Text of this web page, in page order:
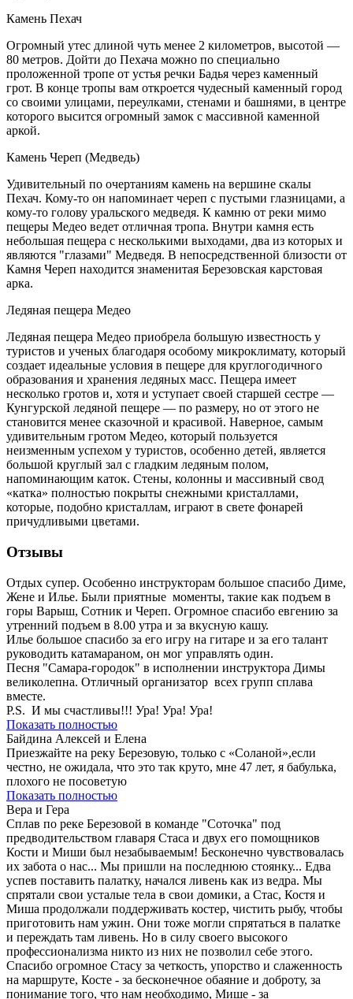
Камень Пехач
Огромный утес длиной чуть менее 2 километров, высотой —
80 метров. Дойти до Пехача можно по специально
проложенной тропе от устья речки Бадья через каменный
грот. В конце тропы вам откроется чудесный каменный город
со своими улицами, переулками, стенами и башнями, в центре
которого высится огромный замок с массивной каменной
аркой.
Камень Череп (Медведь)
Удивительный по очертаниям камень на вершине скалы
Пехач. Кому-то он напоминает череп с пустыми глазницами, а
кому-то голову уральского медведя. К камню от реки мимо
пещеры Медео ведет отличная тропа. Внутри камня есть
небольшая пещера с несколькими выходами, два из которых и
являются "глазами" Медведя. В непосредственной близости от
Камня Череп находится знаменитая Березовская карстовая
арка.
Ледяная пещера Медео
Ледяная пещера Медео приобрела большую известность у
туристов и ученых благодаря особому микроклимату, который
создает идеальные условия в пещере для круглогодичного
образования и хранения ледяных масс. Пещера имеет
несколько гротов и, хотя и уступает своей старшей сестре —
Кунгурской ледяной пещере — по размеру, но от этого не
становится менее сказочной и красивой. Наверное, самым
удивительным гротом Медео, который пользуется
неизменным успехом у туристов, особенно детей, является
большой круглый зал с гладким ледяным полом,
напоминающим каток. Стены, колонны и массивный свод
«катка» полностью покрыты снежными кристаллами,
которые, подобно кристаллам, играют в свете фонарей
причудливыми цветами.
Отзывы
Отдых супер. Особенно инструкторам большое спасибо Диме,
Жене и Илье. Были приятные моменты, такие как подъем в
горы Варыш, Сотник и Череп. Огромное спасибо евгению за
утренний подъем в 8.00 утра и за вкусную кашу.
Илье большое спасибо за его игру на гитаре и за его талант
руководить катамараном, он мог управлять один.
Песня "Самара-городок" в исполнении инструктора Димы
великолепна. Отличный организатор всех групп сплава
вместе.
P.S. И мы счастливы!!! Ура! Ура! Ура!
Показать полностью
Байдина Алексей и Елена
Приезжайте на реку Березовую, только с «Соланой»,если
честно, не ожидала, что это так круто, мне 47 лет, я бабулька,
плохого не посоветую
Показать полностью
Вера и Гера
Сплав по реке Березовой в команде "Соточка" под
предводительством главаря Стаса и двух его помощников
Кости и Миши был незабываемым! Бесконечно чувствовалась
их забота о нас... Мы пришли на последнюю стоянку... Едва
успев поставить палатку, начался ливень как из ведра. Мы
спрятали свои усталые тела в свои домики, а Стас, Костя и
Миша продолжали поддерживать костер, чистить рыбу, чтобы
приготовить нам ужин. Они тоже могли спрятаться в палатке
и переждать там ливень. Но в силу своего высокого
профессионализма никто из них не позволил себе этого.
Спасибо огромное Стасу за четкость, упорство и слаженность
на маршруте, Косте - за бесконечное обаяние и доброту, за
понимание того, что нам необходимо, Мише - за